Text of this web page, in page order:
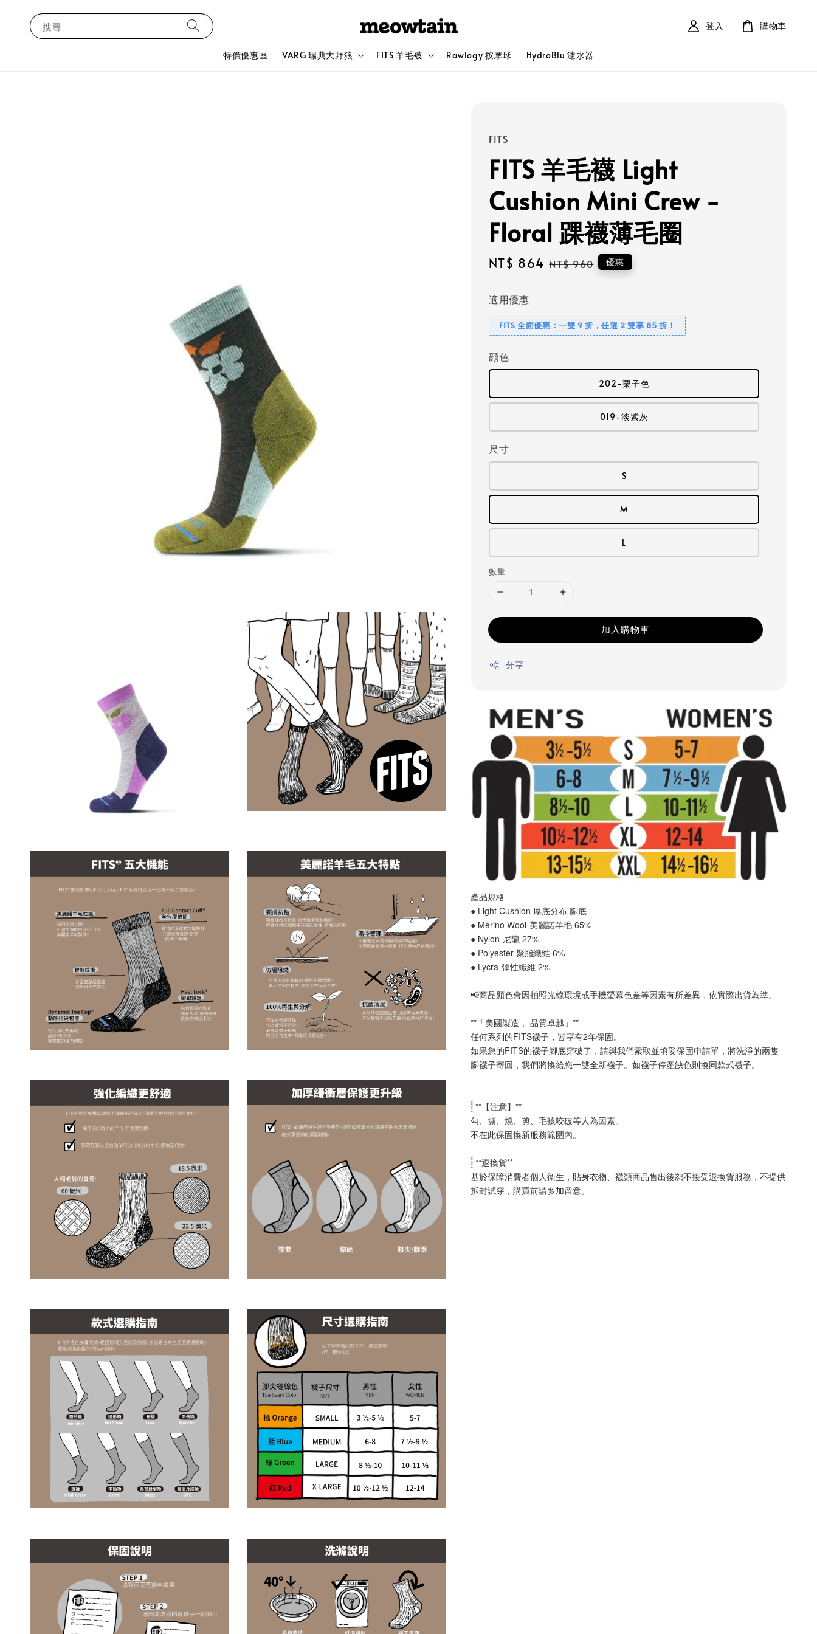
搜尋
特價優惠區 VARG 瑞典大野狼 FITS 羊毛襪 Rawlogy 按摩球 HydroBlu 濾水器
登入 購物車
FITS
FITS 羊毛襪 Light
Cushion Mini Crew -
Floral 踝襪薄毛圈
Sale
NT$ 864 Regular
NT$ 960 優惠
適用優惠
FITS 全面優惠：一雙 9 折，任選 2 雙享 85 折！
顔色
202-栗子色
019-淡紫灰
尺寸
S
M
L
數量
加入購物車
分享
產品規格
● Light Cushion 厚底分布 腳底
● Merino Wool-美麗諾羊毛 65%
● Nylon-尼龍 27%
● Polyester-聚脂纖維 6%
● Lycra-彈性纖維 2%
📢商品顏色會因拍照光線環境或手機螢幕色差等因素有所差異，依實際出貨為準。
**「美國製造， 品質卓越」**
任何系列的FITS襪子，皆享有2年保固。
如果您的FITS的襪子腳底穿破了，請與我們索取並填妥保固申請單，將洗淨的兩隻
腳襪子寄回，我們將換給您一雙全新襪子。如襪子停產缺色則換同款式襪子。
**【注意】**
勾、撕、燒、剪、毛孩咬破等人為因素。
不在此保固換新服務範圍內。
**退換貨**
基於保障消費者個人衛生，貼身衣物、襪類商品售出後恕不接受退換貨服務，不提供
拆封試穿，購買前請多加留意。